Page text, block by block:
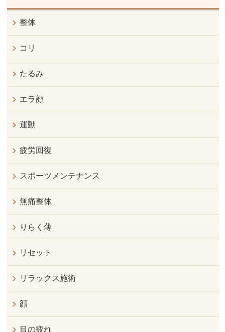
整体
コリ
たるみ
エラ顔
運動
疲労回復
スポーツメンテナンス
無痛整体
りらく薄
リセット
リラックス施術
顔
目の疲れ